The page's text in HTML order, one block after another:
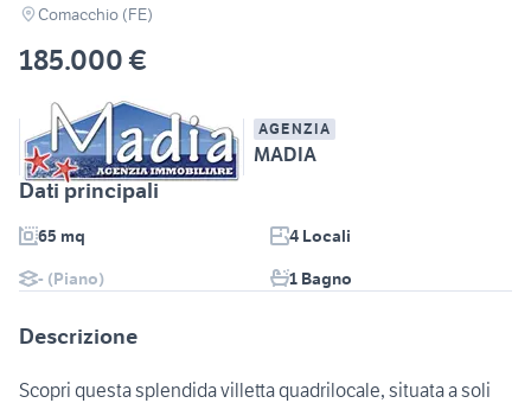
Comacchio (FE)
185.000 €
AGENZIA
MADIA
Dati principali
65 mq
4 Locali
- (Piano)
1 Bagno
Descrizione
Scopri questa splendida villetta quadrilocale, situata a soli